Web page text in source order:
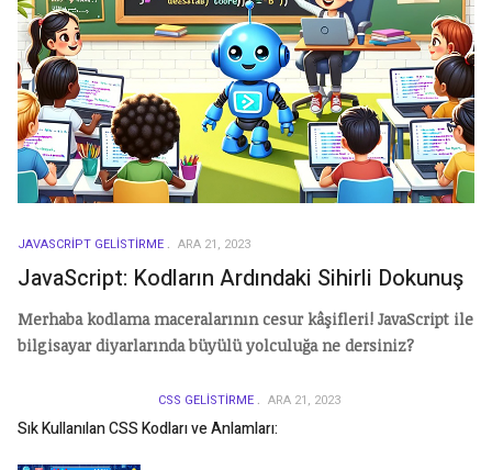
JAVASCRIPT GELISTIRME ARA 21, 2023
JavaScript: Kodların Ardındaki Sihirli Dokunuş
Merhaba kodlama maceralarının cesur kâşifleri! JavaScript ile
bilgisayar diyarlarında büyülü yolculuğa ne dersiniz?
CSS GELISTIRME ARA 21, 2023
Sık Kullanılan CSS Kodları ve Anlamları: